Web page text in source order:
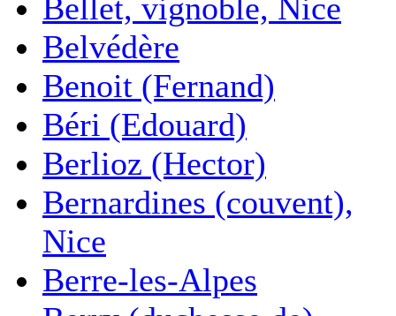
Bellet, vignoble, Nice
Belvédère
Benoit (Fernand)
Béri (Edouard)
Berlioz (Hector)
Bernardines (couvent),
Nice
Berre-les-Alpes